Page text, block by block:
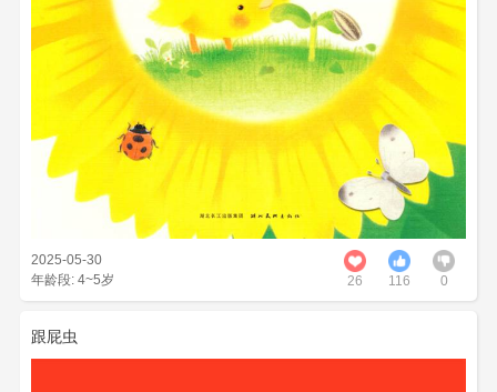
2025-05-30
年龄段: 4~5岁
26 116 0
跟屁虫